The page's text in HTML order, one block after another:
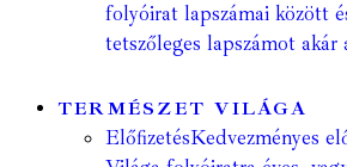
folyóirat lapszámai között
tetszőleges lapszámot akár
TERMÉSZET VILÁGA
ElőfizetésKedvezményes